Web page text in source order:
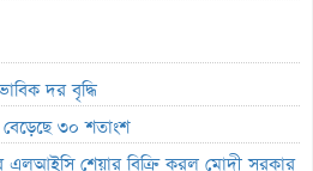
‘মেরা লিয়ারি’
মিঠুন চক্রবর্তী
নিয়োগ, ভেঙে দেওয়া হবে পর্ষদ
দর বৃদ্ধি
বেড়েছে ৩০ শতাংশ
এলআইসি শেয়ার বিক্রি করল মোদী সরকার